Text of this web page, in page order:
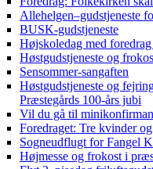
Allehelgen–gudstjeneste
BUSK-gudstjeneste
Højskoledag med
Høstgudstjeneste og
Sensommer-sangaften
Høstgudstjeneste og
Præstegårds 100-års jubi
Vil du gå til
Foredraget: Tre kvinder
Sogneudflugt for Fangel
Højmesse og frokost i